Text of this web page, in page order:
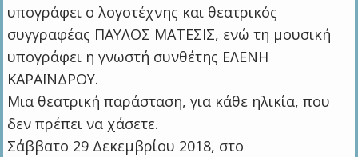
υπογράφει ο λογοτέχνης και θεατρικός
συγγραφέας ΠΑΥΛΟΣ ΜΑΤΕΣΙΣ, ενώ τη μουσική
υπογράφει η γνωστή συνθέτης ΕΛΕΝΗ
ΚΑΡΑΪΝΔΡΟΥ.
Μια θεατρική παράσταση, για κάθε ηλικία, που
δεν πρέπει να χάσετε.
Σάββατο 29 Δεκεμβρίου 2018, στο